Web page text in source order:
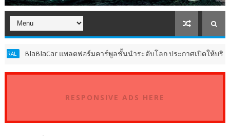
BlaBlaCar แพลตฟอร์มคาร์พูลชั้นนำระดับโลก ประกาศเปิดให้บริการในป
RESPONSIVE ADS HERE